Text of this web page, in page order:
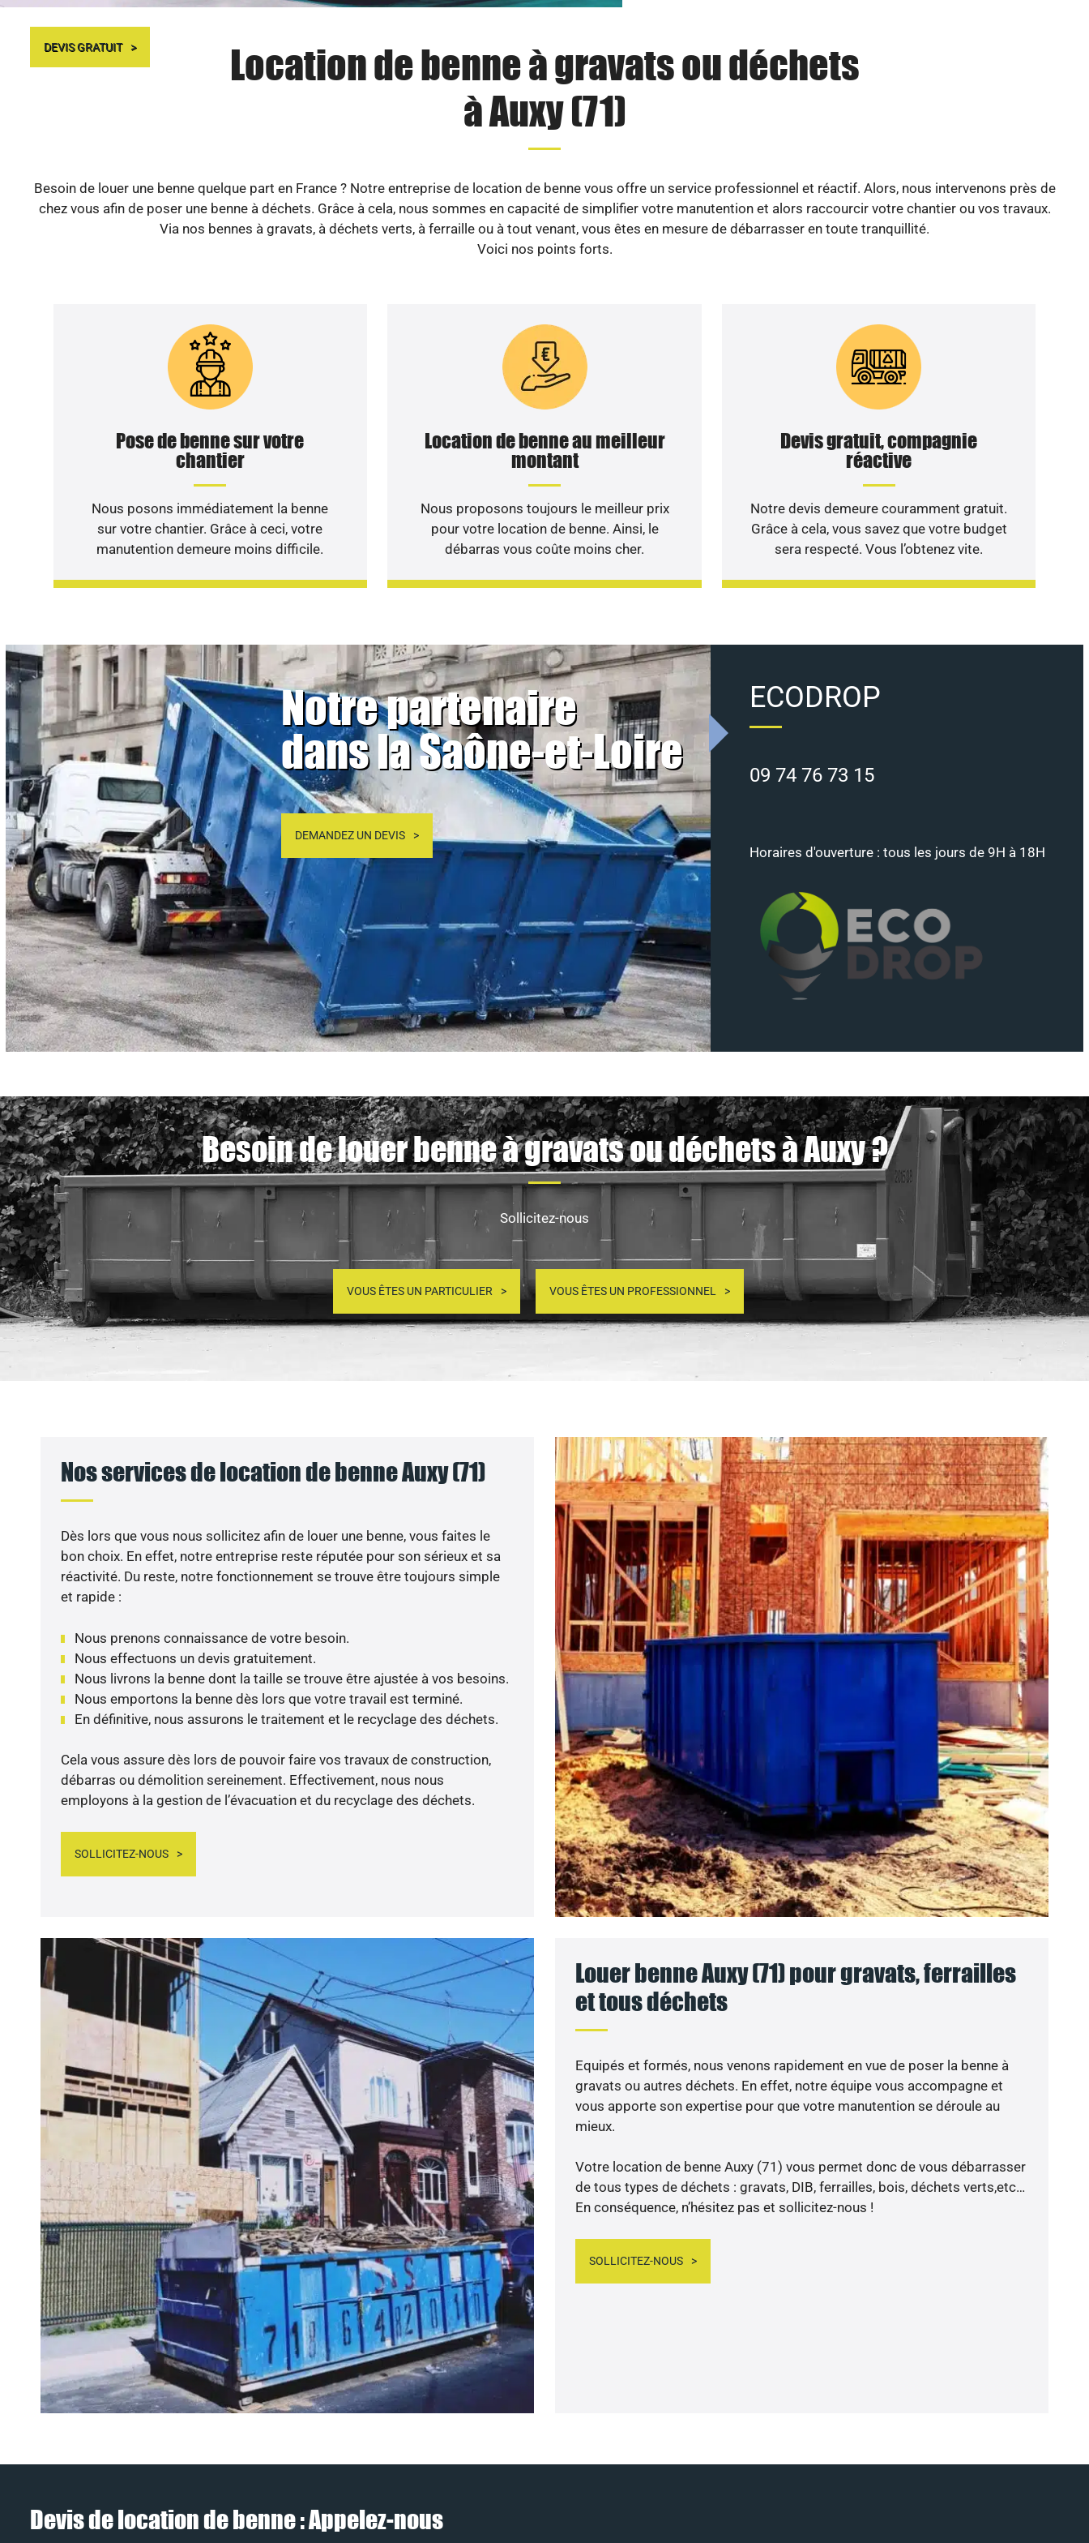
DEVIS GRATUIT
Location de benne à gravats ou déchets
à Auxy (71)
Besoin de louer une benne quelque part en France ? Notre entreprise de location de benne vous offre un service professionnel et réactif. Alors, nous intervenons près de
chez vous afin de poser une benne à déchets. Grâce à cela, nous sommes en capacité de simplifier votre manutention et alors raccourcir votre chantier ou vos travaux.
Via nos bennes à gravats, à déchets verts, à ferraille ou à tout venant, vous êtes en mesure de débarrasser en toute tranquillité.
Voici nos points forts.
Pose de benne sur votre
chantier
Nous posons immédiatement la benne
sur votre chantier. Grâce à ceci, votre
manutention demeure moins difficile.
Location de benne au meilleur
montant
Nous proposons toujours le meilleur prix
pour votre location de benne. Ainsi, le
débarras vous coûte moins cher.
Devis gratuit, compagnie
réactive
Notre devis demeure couramment gratuit.
Grâce à cela, vous savez que votre budget
sera respecté. Vous l’obtenez vite.
Notre partenaire
dans la Saône-et-Loire
DEMANDEZ UN DEVIS
ECODROP
09 74 76 73 15
Horaires d'ouverture : tous les jours de 9H à 18H
Besoin de louer benne à gravats ou déchets à Auxy ?
Sollicitez-nous
VOUS ÊTES UN PARTICULIER VOUS ÊTES UN PROFESSIONNEL
Nos services de location de benne Auxy (71)
Dès lors que vous nous sollicitez afin de louer une benne, vous faites le
bon choix. En effet, notre entreprise reste réputée pour son sérieux et sa
réactivité. Du reste, notre fonctionnement se trouve être toujours simple
et rapide :
Nous prenons connaissance de votre besoin.
Nous effectuons un devis gratuitement.
Nous livrons la benne dont la taille se trouve être ajustée à vos besoins.
Nous emportons la benne dès lors que votre travail est terminé.
En définitive, nous assurons le traitement et le recyclage des déchets.
Cela vous assure dès lors de pouvoir faire vos travaux de construction,
débarras ou démolition sereinement. Effectivement, nous nous
employons à la gestion de l’évacuation et du recyclage des déchets.
SOLLICITEZ-NOUS
Louer benne Auxy (71) pour gravats, ferrailles
et tous déchets
Equipés et formés, nous venons rapidement en vue de poser la benne à
gravats ou autres déchets. En effet, notre équipe vous accompagne et
vous apporte son expertise pour que votre manutention se déroule au
mieux.
Votre location de benne Auxy (71) vous permet donc de vous débarrasser
de tous types de déchets : gravats, DIB, ferrailles, bois, déchets verts,etc…
En conséquence, n’hésitez pas et sollicitez-nous !
SOLLICITEZ-NOUS
Devis de location de benne : Appelez-nous